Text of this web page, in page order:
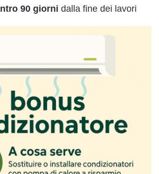
90 giorni dalla fine dei lavori